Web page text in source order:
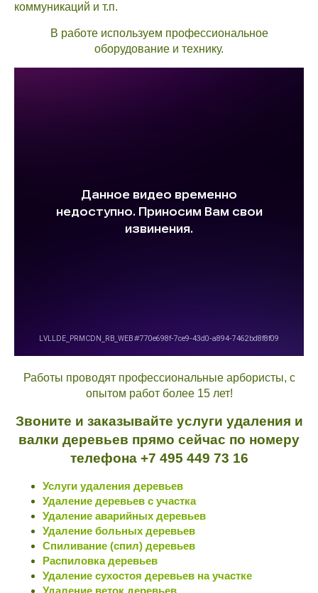
коммуникаций и т.п.
В работе используем профессиональное
оборудование и технику.
Работы проводят профессиональные арбористы, с
опытом работ более 15 лет!
Звоните и заказывайте услуги удаления и
валки деревьев прямо сейчас по номеру
телефона +7 495 449 73 16
Услуги удаления деревьев
Удаление деревьев с участка
Удаление аварийных деревьев
Удаление больных деревьев
Спиливание (спил) деревьев
Распиловка деревьев
Удаление сухостоя деревьев на участке